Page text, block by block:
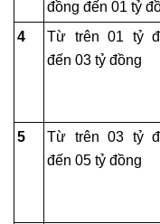
đồng đến 01 tỷ
4
Từ trên 01 tỷ
đến 03 tỷ đồng
5
Từ trên 03 tỷ
đến 05 tỷ đồng